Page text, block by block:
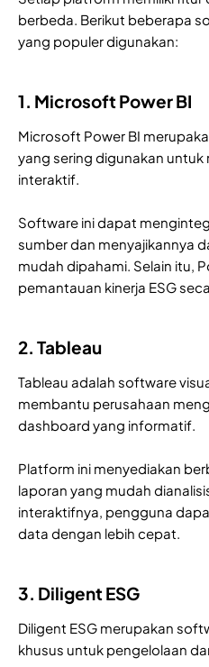
berbeda. Berikut beberapa
yang populer digunakan:
1. Microsoft Power BI
Microsoft Power BI
yang sering digunakan
interaktif.
Software ini dapat
sumber dan menyajikannya
mudah dipahami. Selain itu,
pemantauan kinerja ESG
2. Tableau
Tableau adalah software
membantu perusahaan
dashboard yang informatif.
Platform ini menyediakan
laporan yang mudah
interaktifnya, pengguna
data dengan lebih cepat.
3. Diligent ESG
Diligent ESG merupakan
khusus untuk pengelolaan